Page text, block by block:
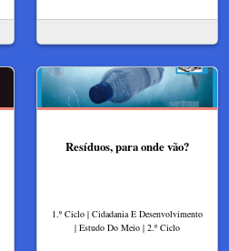
Resíduos, para onde vão?
1.º Ciclo | Cidadania E Desenvolvimento
| Estudo Do Meio | 2.º Ciclo